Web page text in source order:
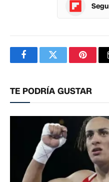
FacebookTwitter
TE PODRÍA GUSTAR